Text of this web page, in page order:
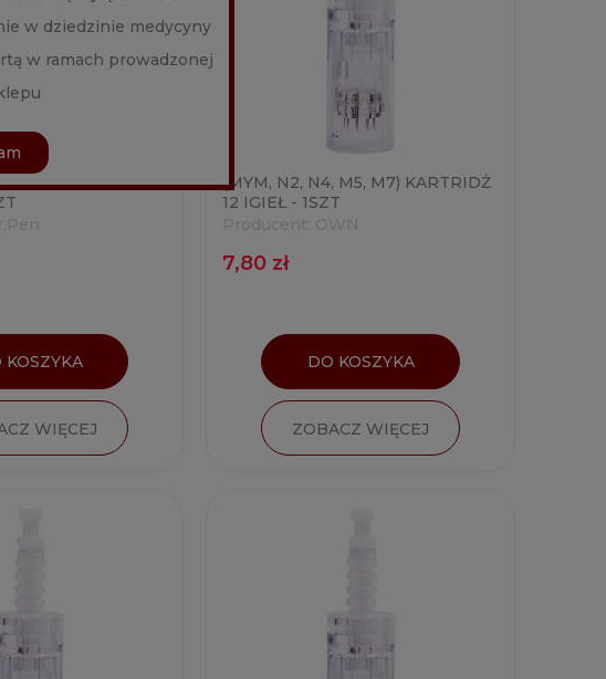
DR.PEN
KOSZYKA
WIĘCEJ
(MYM, N2, N4, M5, M7) KARTRIDŻ
12 IGIEŁ - 1SZT
7,80 zł
DO KOSZYKA
ZOBACZ WIĘCEJ
w dziedzinie medycyny
w ramach prowadzonej